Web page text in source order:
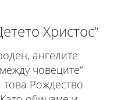
Христос“
ангелите
човеците“
Рождество